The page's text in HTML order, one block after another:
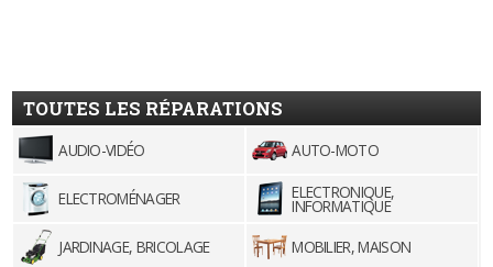
TOUTES LES RÉPARATIONS
AUDIO-VIDÉO AUTO-MOTO
ELECTROMÉNAGER ELECTRONIQUE,
INFORMATIQUE
JARDINAGE, BRICOLAGE
MOBILIER, MAISON